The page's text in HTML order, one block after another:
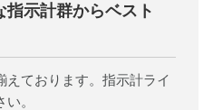
指示計群からベスト
えております。指示計ライ
。